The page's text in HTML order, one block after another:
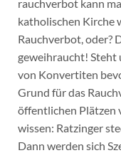
rauchverbot kann
katholischen Kirche
Rauchverbot, oder?
geweihraucht! Steht
von Konvertiten
Grund für das
öffentlichen Plätzen
wissen: Ratzinger
Dann werden sich